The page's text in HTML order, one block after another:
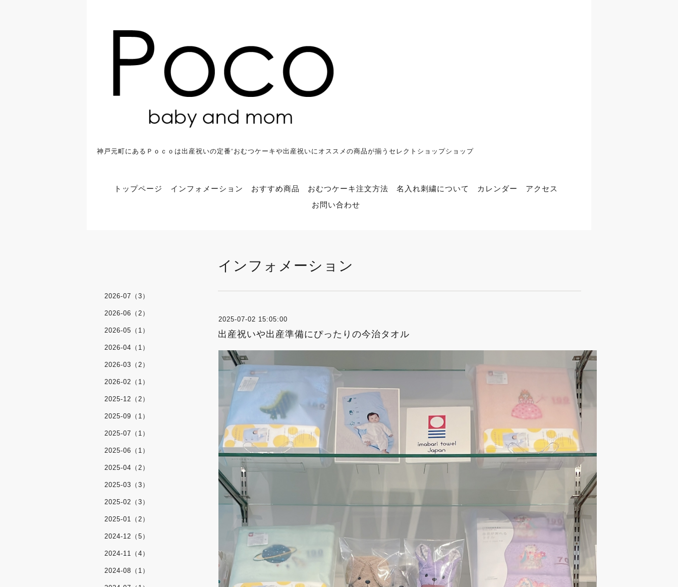
神戸元町にあるＰｏｃｏは出産祝いの定番”おむつケーキや出産祝いにオススメの商品が揃うセレクトショップショップ
トップページ インフォメーション おすすめ商品 おむつケーキ注文方法 名入れ刺繍について カレンダー
アクセス
お問い合わせ
インフォメーション
2025-07-02 15:05:00
出産祝いや出産準備にぴったりの今治タオル
2026-07（3）
2026-06（2）
2026-05（1）
2026-04（1）
2026-03（2）
2026-02（1）
2025-12（2）
2025-09（1）
2025-07（1）
2025-06（1）
2025-04（2）
2025-03（3）
2025-02（3）
2025-01（2）
2024-12（5）
2024-11（4）
2024-08（1）